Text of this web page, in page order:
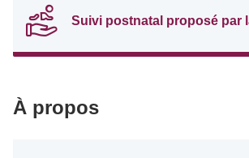
Suivi postnatal proposé par
À propos